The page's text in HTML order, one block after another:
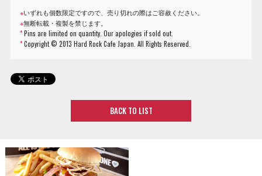
※いずれも個数限定ですので、売り切れの際はご容赦ください。
※無断転載・複製を禁じます。
*Pins are limited on quantity. Our apologies if sold out.
*Copyright © 2013 Hard Rock Cafe Japan. All Rights Reserved.
BACK TO LIST